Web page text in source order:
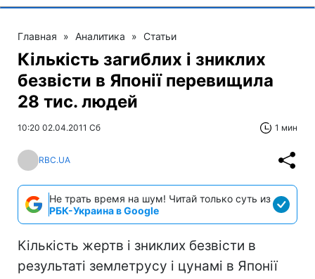
Главная » Аналитика » Статьи
Кількість загиблих і зниклих
безвісти в Японії перевищила
28 тис. людей
10:20 02.04.2011 Сб 1 мин
RBC.UA
Не трать время на шум! Читай только суть из
РБК-Украина в Google
Кількість жертв і зниклих безвісти в
результаті землетрусу і цунамі в Японії